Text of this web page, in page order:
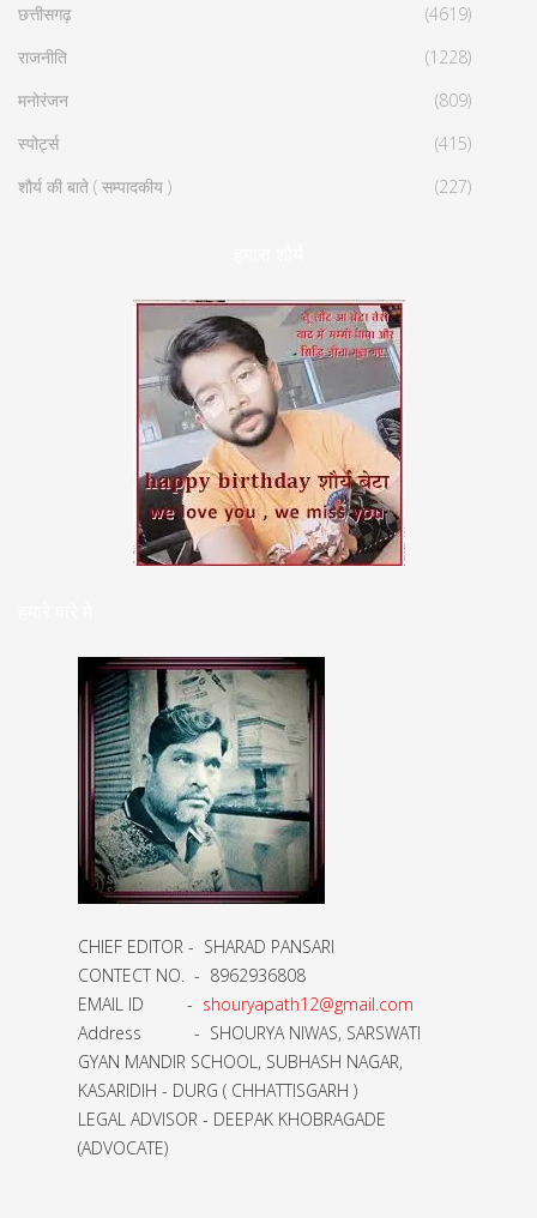
छत्तीसगढ़
(4619)
राजनीति
(1228)
मनोरंजन
(809)
स्पोर्ट्स
(415)
शौर्य की बाते ( सम्पादकीय )
(227)
CHIEF EDITOR - SHARAD PANSARI
CONTECT NO. - 8962936808
EMAIL ID - shouryapath12@gmail.com
Address - SHOURYA NIWAS, SARSWATI
GYAN MANDIR SCHOOL, SUBHASH NAGAR,
KASARIDIH - DURG ( CHHATTISGARH )
LEGAL ADVISOR - DEEPAK KHOBRAGADE
(ADVOCATE)